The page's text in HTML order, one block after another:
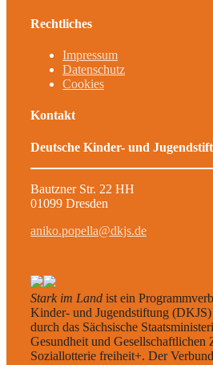
Rechtliches
Impressum
Datenschutz
Cookies
Kontakt
Deutsche Kinder- und
Bautzner Str. 22 HH
01099 Dresden
aniko.popella@dkjs.de
Stark im Land ist ein
Kinder- und Jugendstiftung
durch das Sächsische
Gesundheit und Gesellschaftlichen
Soziallotterie freiheit+. Der